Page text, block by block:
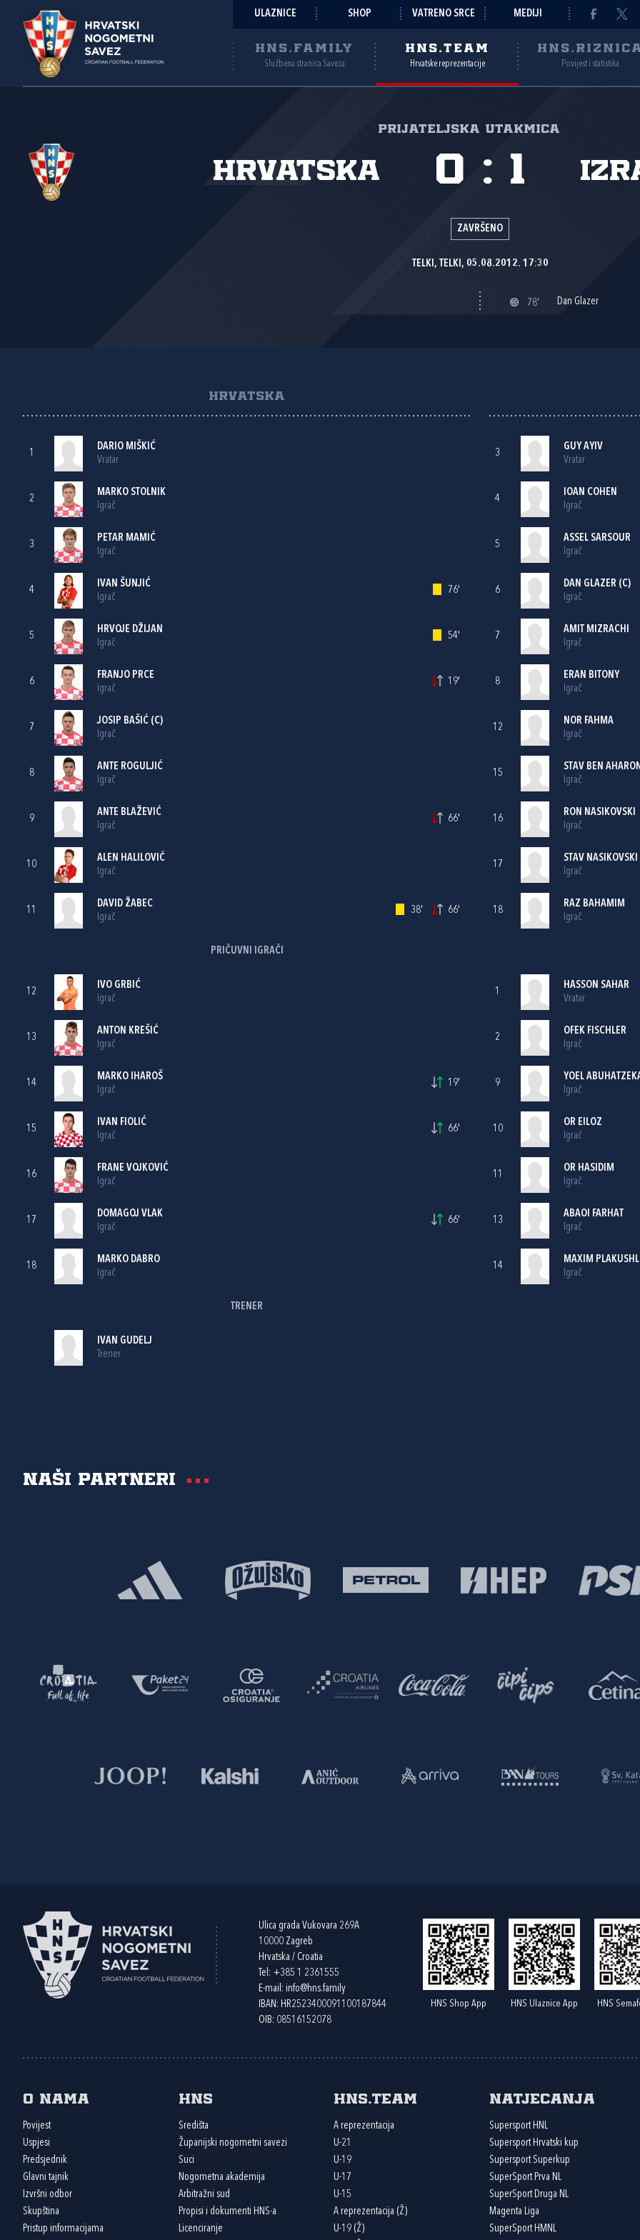
ULAZNICE SHOP VATRENO SRCE MEDIJI
HNS.FAMILY
Službena stranica Saveza
HNS.TEAM
Hrvatske reprezentacije Povijest i statistika
Prijateljska utakmica
Hrvatska 0 : 1
ZAVRŠENO
TELKI, TELKI, 05.08.2012. 17:30
78' Dan Glazer
HRVATSKA
1
DARIO MIŠKIĆ
Vratar
2
MARKO STOLNIK
Igrač
3
PETAR MAMIĆ
Igrač
4
IVAN ŠUNJIĆ
Igrač
76'
5
HRVOJE DŽIJAN
Igrač
54'
6
FRANJO PRCE
Igrač
19'
7
JOSIP BAŠIĆ (C)
Igrač
8
ANTE ROGULJIĆ
Igrač
9
ANTE BLAŽEVIĆ
Igrač
66'
10
ALEN HALILOVIĆ
Igrač
11
DAVID ŽABEC
Igrač
38' 66'
PRIČUVNI IGRAČI
12
IVO GRBIĆ
Igrač
13
ANTON KREŠIĆ
Igrač
14
MARKO IHAROŠ
Igrač
19'
15
IVAN FIOLIĆ
Igrač
66'
16
FRANE VOJKOVIĆ
Igrač
17
DOMAGOJ VLAK
Igrač
66'
18
MARKO DABRO
Igrač
TRENER
IVAN GUDELJ
Trener
3
GUY AYIV
Vratar
4
IOAN COHEN
Igrač
5
ASSEL SARSOUR
Igrač
6
DAN GLAZER (C)
Igrač
7
AMIT MIZRACHI
Igrač
8
ERAN BITONY
Igrač
12
NOR FAHMA
Igrač
15
STAV BEN AHARON
Igrač
16
RON NASIKOVSKI
Igrač
17
STAV NASIKOVSKI
Igrač
18
RAZ BAHAMIM
Igrač
1
HASSON SAHAR
Vratar
2
OFEK FISCHLER
Igrač
9
YOEL
Igrač
10
OR EILOZ
Igrač
11
OR HASIDIM
Igrač
13
ABAOI FARHAT
Igrač
14
MAXIM
Igrač
Naši partneri
Ulica grada Vukovara 269A
10000 Zagreb
Hrvatska / Croatia
Tel: +385 1 2361555
E-mail: info@hns.family
IBAN: HR2523400091100187844
OIB: 08516152078
HNS Shop App HNS Ulaznice App HNS
O nama
Povijest
Uspjesi
Predsjednik
Glavni tajnik
Izvršni odbor
Skupština
Pristup informacijama
HNS
Središta
Županijski nogometni savezi
Suci
Nogometna akademija
Arbitražni sud
Propisi i dokumenti HNS-a
Licenciranje
HNS.team
A reprezentacija
U-21
U-19
U-17
U-15
A reprezentacija (Ž)
U-19 (Ž)
Natjecanja
Supersport HNL
Supersport Hrvatski kup
Supersport Superkup
SuperSport Prva NL
SuperSport Druga NL
Magenta Liga
SuperSport HMNL